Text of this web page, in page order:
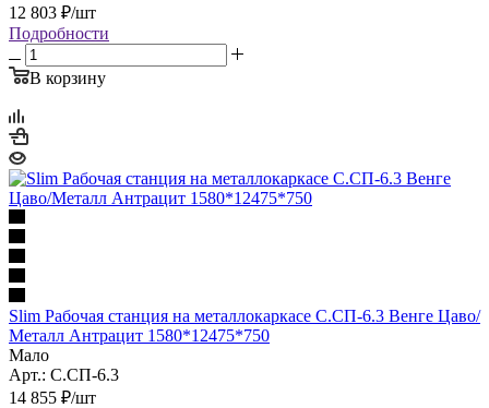
12 803 ₽/шт
Подробности
В корзину
Slim Рабочая станция на металлокаркасе С.СП-6.3 Венге Цаво/
Металл Антрацит 1580*12475*750
Мало
Арт.: С.СП-6.3
14 855 ₽/шт